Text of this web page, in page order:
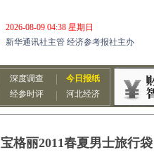
宝格丽2011春夏男士旅行袋